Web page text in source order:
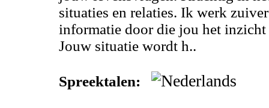
situaties en relaties. Ik werk
informatie door die jou het
Jouw situatie wordt h..
Spreektalen: